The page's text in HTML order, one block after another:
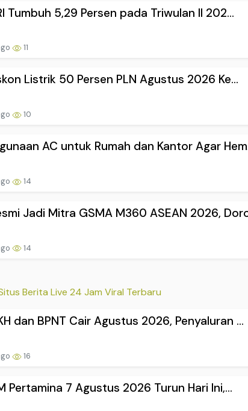
Tumbuh 5,29 Persen pada Triwulan II 202...
11
Listrik 50 Persen PLN Agustus 2026 Ke...
10
AC untuk Rumah dan Kantor Agar
14
Jadi Mitra GSMA M360 ASEAN 2026,
14
Berita Live 24 Jam Viral Terbaru
dan BPNT Cair Agustus 2026, Penyaluran ...
16
Pertamina 7 Agustus 2026 Turun Hari Ini,...